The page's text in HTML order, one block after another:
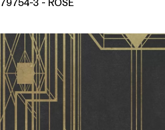
79754-3 - ROSE